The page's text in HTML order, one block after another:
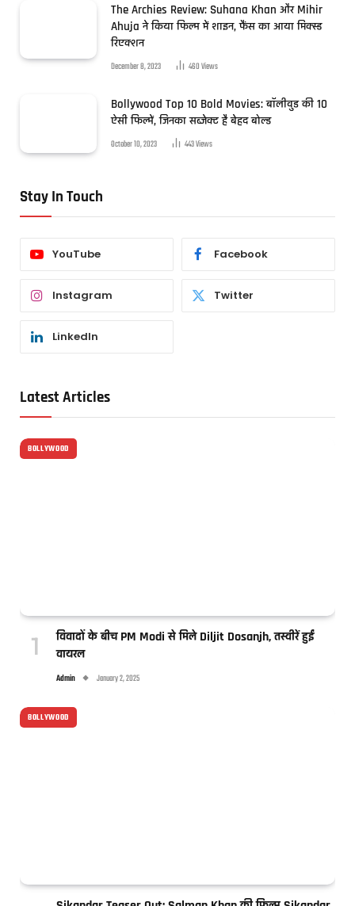
The Archies Review: Suhana Khan और Mihir
Ahuja ने किया फिल्म में शाइन, फैंस का आया मिक्स्ड
रिएक्शन
December 8, 2023 460Views
Bollywood Top 10 Bold Movies: बॉलीवुड की 10
ऐसी फिल्में, जिनका सब्जेक्ट है बेहद बोल्ड
October 10, 2023 443Views
Stay In Touch
YouTube Facebook
Instagram Twitter
LinkedIn
Latest Articles
BOLLYWOOD
विवादों के बीच PM Modi से मिले Diljit Dosanjh, तस्वीरें हुईं
वायरल
Admin January 2, 2025
BOLLYWOOD